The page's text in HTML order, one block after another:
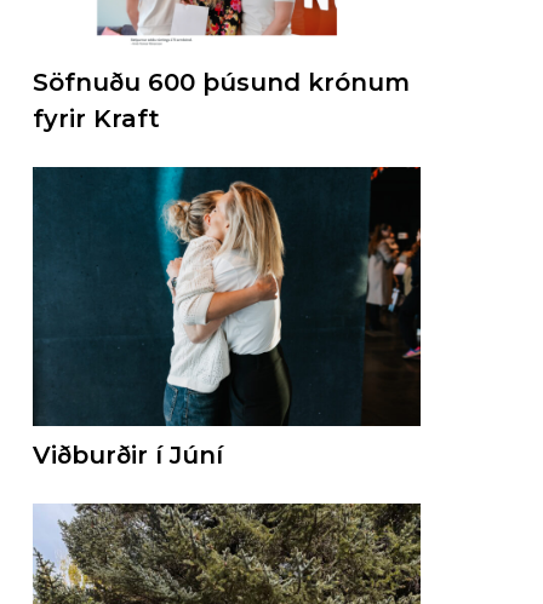
Söfnuðu 600 þúsund krónum
fyrir Kraft
Viðburðir í Júní